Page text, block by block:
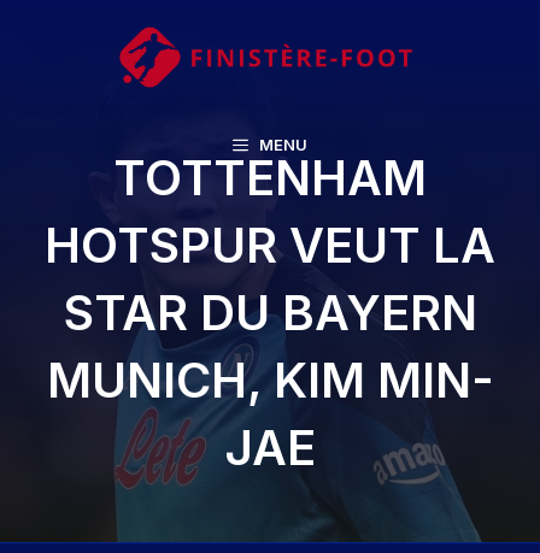
MENU
TOTTENHAM
HOTSPUR VEUT LA
STAR DU BAYERN
MUNICH, KIM MIN-
JAE